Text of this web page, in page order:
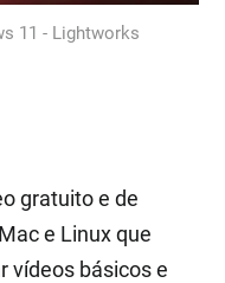
11 - Lightworks
gratuito e de
e Linux que
vídeos básicos e